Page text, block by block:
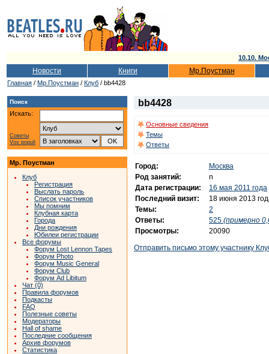
10.10.
Новости Книги Мр.Поустман
Главная / Мр.Поустман / Клуб / bb4428
Поиск
Искать:
Советы
Vox populi
Мр. Поустман
Клуб
Регистрация
Выслать пароль
Список участников
Мы помним
Клубная карта
Города
Дни рождения
Юбилеи регистрации
Все форумы
Форум Lost Lennon Tapes
Форум Photo
Форум Music General
Форум Club
Форум Ad Libitum
Чат (0)
Правила форумов
Подкасты
FAQ
Полезные советы
Модераторы
Hall of shame
Последние сообщения
Архив форумов
Статистика
bb4428
Основные сведения
Темы
Ответы
Город:
Москва
Род занятий:
n
Дата регистрации:
16 мая 2011 года
Последний визит:
18 июня 2013
Темы:
2
Ответы:
525 (примерно
Просмотры:
20090
Отправить письмо этому участнику